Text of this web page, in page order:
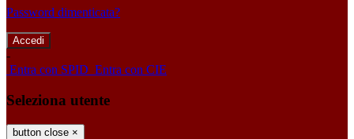
Password dimenticata?
-
Entra con SPID Entra con CIE
Seleziona utente
button close ×